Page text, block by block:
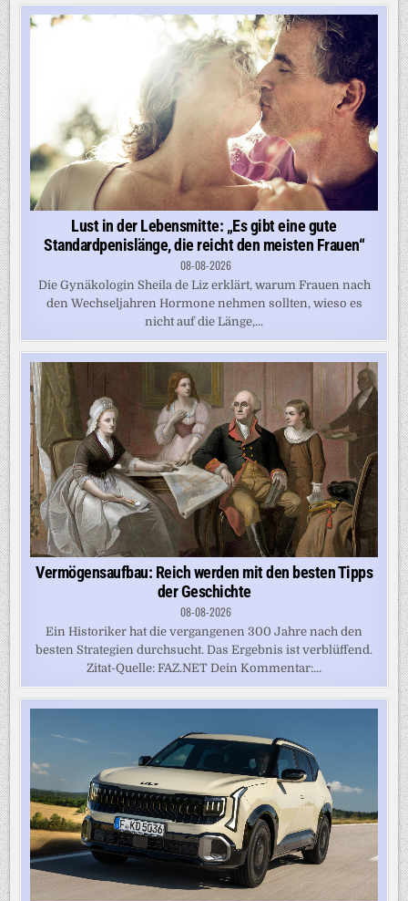
Lust in der Lebensmitte: „Es gibt eine gute
Standardpenislänge, die reicht den meisten Frauen“
08-08-2026
Die Gynäkologin Sheila de Liz erklärt, warum Frauen nach
den Wechseljahren Hormone nehmen sollten, wieso es
nicht auf die Länge,...
Vermögensaufbau: Reich werden mit den besten Tipps
der Geschichte
08-08-2026
Ein Historiker hat die vergangenen 300 Jahre nach den
besten Strategien durchsucht. Das Ergebnis ist verblüffend.
Zitat-Quelle: FAZ.NET Dein Kommentar:...